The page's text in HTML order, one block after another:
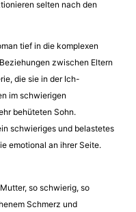
selten nach den
tief in die komplexen
zwischen Eltern
die sie in der Ich-
im schwierigen
behüteten Sohn.
schwieriges und belastetes
emotional an ihrer Seite.
so schwierig, so
Schmerz und